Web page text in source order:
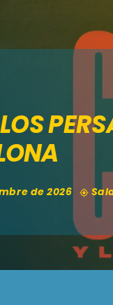
de 2026 my_location